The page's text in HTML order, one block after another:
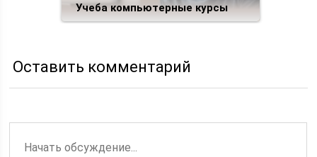
Учеба компьютерные курсы
Оставить комментарий